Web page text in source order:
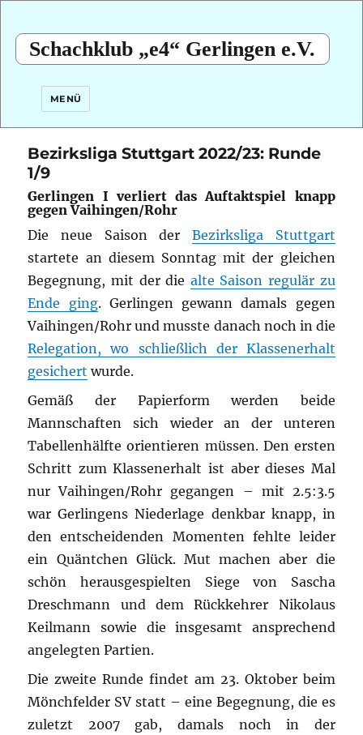
Schachklub „e4“ Gerlingen e.V.
MENÜ
Bezirksliga Stuttgart 2022/23: Runde
1/9
Gerlingen I verliert das Auftaktspiel knapp
gegen Vaihingen/Rohr
Die neue Saison der Bezirksliga Stuttgart
startete an diesem Sonntag mit der gleichen
Begegnung, mit der die alte Saison regulär zu
Ende ging. Gerlingen gewann damals gegen
Vaihingen/Rohr und musste danach noch in die
Relegation, wo schließlich der Klassenerhalt
gesichert wurde.
Gemäß der Papierform werden beide
Mannschaften sich wieder an der unteren
Tabellenhälfte orientieren müssen. Den ersten
Schritt zum Klassenerhalt ist aber dieses Mal
nur Vaihingen/Rohr gegangen – mit 2.5:3.5
war Gerlingens Niederlage denkbar knapp, in
den entscheidenden Momenten fehlte leider
ein Quäntchen Glück. Mut machen aber die
schön herausgespielten Siege von Sascha
Dreschmann und dem Rückkehrer Nikolaus
Keilmann sowie die insgesamt ansprechend
angelegten Partien.
Die zweite Runde findet am 23. Oktober beim
Mönchfelder SV statt – eine Begegnung, die es
zuletzt 2007 gab, damals noch in der